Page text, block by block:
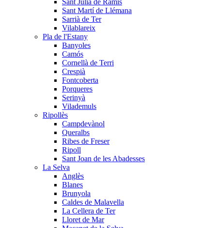
Sant Julià de Ramis
Sant Martí de Llémana
Sarrià de Ter
Vilablareix
Pla de l'Estany
Banyoles
Camós
Cornellà de Terri
Crespià
Fontcoberta
Porqueres
Serinyà
Vilademuls
Ripollès
Campdevànol
Queralbs
Ribes de Freser
Ripoll
Sant Joan de les Abadesses
La Selva
Anglès
Blanes
Brunyola
Caldes de Malavella
La Cellera de Ter
Lloret de Mar